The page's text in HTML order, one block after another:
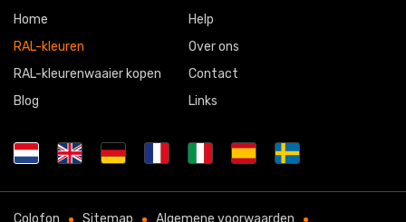
Home
RAL-kleuren
RAL-kleurenwaaier kopen
Blog
Help
Over ons
Contact
Links
Colofon Sitemap Algemene voorwaarden